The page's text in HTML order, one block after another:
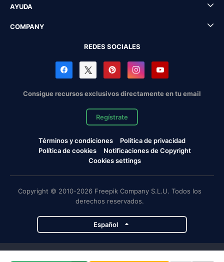
AYUDA
COMPANY
REDES SOCIALES
Consigue recursos exclusivos directamente en tu email
Regístrate
Términos y condiciones
Política de privacidad
Política de cookies
Notificaciones de Copyright
Cookies settings
Copyright © 2010-2026 Freepik Company S.L.U. Todos los
derechos reservados.
Español